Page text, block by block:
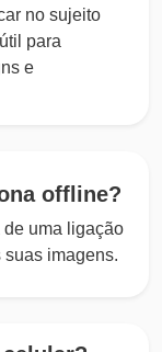
no sujeito
para
e
offline?
de uma ligação
suas imagens.